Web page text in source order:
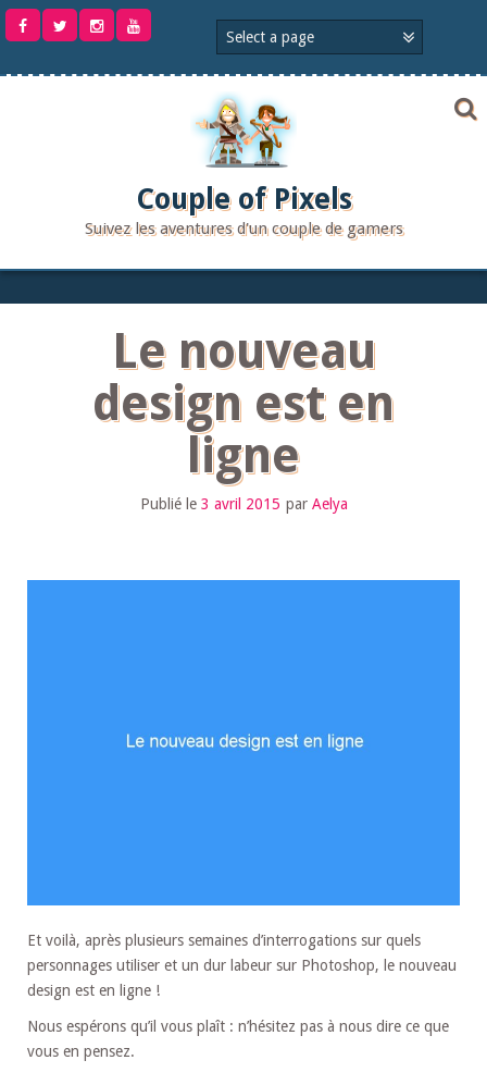
Aller
Couple of Pixels
Suivez les aventures d'un couple de gamers
Le nouveau
design est en
ligne
Publié le 3 avril 2015 par Aelya
Et voilà, après plusieurs semaines d’interrogations sur quels
personnages utiliser et un dur labeur sur Photoshop, le nouveau
design est en ligne !
Nous espérons qu’il vous plaît : n’hésitez pas à nous dire ce que
vous en pensez.